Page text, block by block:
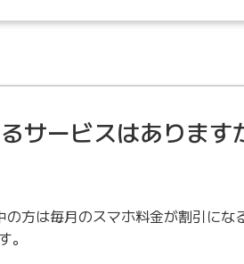
サービスはあります
方は毎月のスマホ料金が割引にな
。